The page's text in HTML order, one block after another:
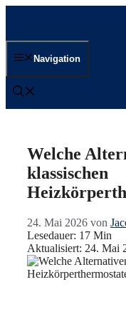
Navigation
Welche
klassischen
24. Mai 2026 von
Lesedauer: 17 Min
Aktualisiert: 24. Mai